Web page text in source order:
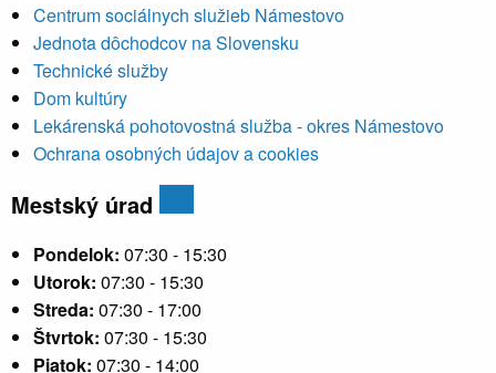
Centrum sociálnych služieb Námestovo
Jednota dôchodcov na Slovensku
Technické služby
Dom kultúry
Lekárenská pohotovostná služba - okres Námestovo
Ochrana osobných údajov a cookies
Mestský úrad
Pondelok: 07:30 - 15:30
Utorok: 07:30 - 15:30
Streda: 07:30 - 17:00
Štvrtok: 07:30 - 15:30
Piatok: 07:30 - 14:00